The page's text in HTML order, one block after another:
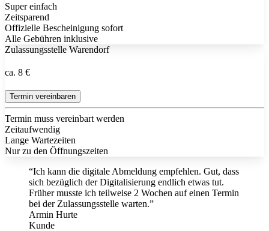
Super einfach
Zeitsparend
Offizielle Bescheinigung sofort
Alle Gebühren inklusive
Zulassungsstelle Warendorf
ca. 8 €
Termin vereinbaren
Termin muss vereinbart werden
Zeitaufwendig
Lange Wartezeiten
Nur zu den Öffnungszeiten
“Ich kann die digitale Abmeldung empfehlen. Gut, dass
sich bezüglich der Digitalisierung endlich etwas tut.
Früher musste ich teilweise 2 Wochen auf einen Termin
bei der Zulassungsstelle warten.”
Armin Hurte
Kunde